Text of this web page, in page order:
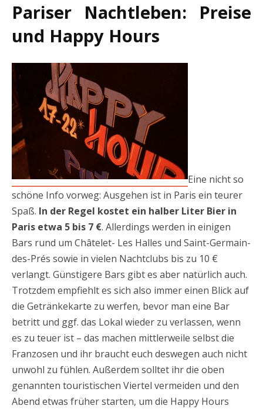
Pariser Nachtleben: Preise
und Happy Hours
Eine nicht so
schöne Info vorweg: Ausgehen ist in Paris ein teurer
Spaß. In der Regel kostet ein halber Liter Bier in
Paris etwa 5 bis 7 €. Allerdings werden in einigen
Bars rund um Châtelet- Les Halles und Saint-Germain-
des-Prés sowie in vielen Nachtclubs bis zu 10 €
verlangt. Günstigere Bars gibt es aber natürlich auch.
Trotzdem empfiehlt es sich also immer einen Blick auf
die Getränkekarte zu werfen, bevor man eine Bar
betritt und ggf. das Lokal wieder zu verlassen, wenn
es zu teuer ist – das machen mittlerweile selbst die
Franzosen und ihr braucht euch deswegen auch nicht
unwohl zu fühlen. Außerdem solltet ihr die oben
genannten touristischen Viertel vermeiden und den
Abend etwas früher starten, um die Happy Hours